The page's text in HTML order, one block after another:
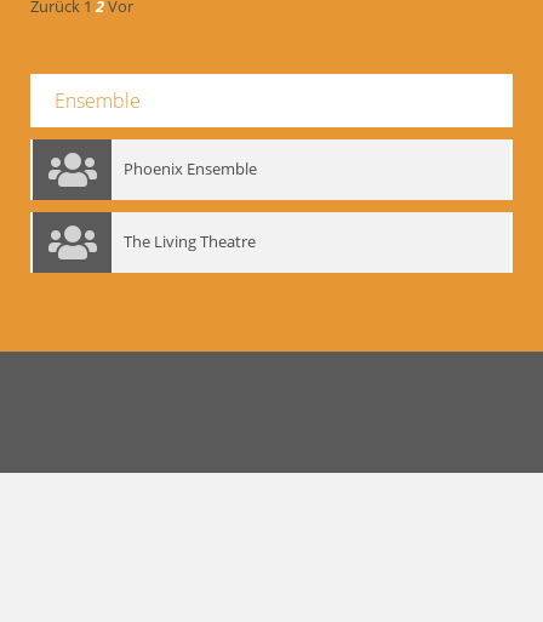
Zurück 1 2Vor
Ensemble
Phoenix Ensemble
The Living Theatre